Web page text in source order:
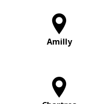
Amilly